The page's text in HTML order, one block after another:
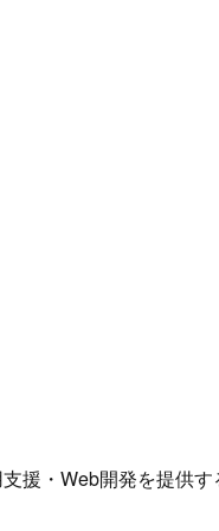
援・Web開発を提供